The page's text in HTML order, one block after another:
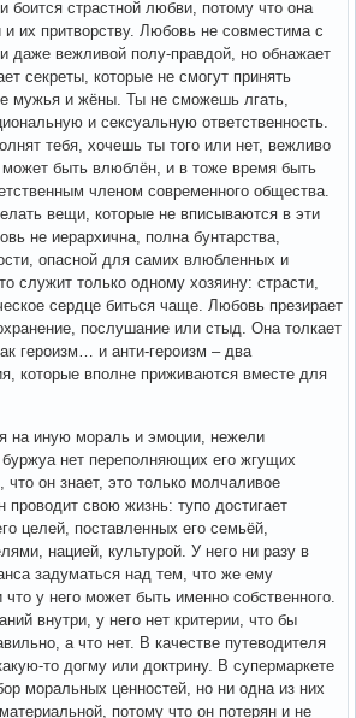
боится страстной любви, потому что она
и их притворству. Любовь не совместима с
даже вежливой полу-правдой, но обнажает
секреты, которые не смогут принять
мужья и жёны. Ты не сможешь лгать,
и сексуальную ответственность.
тебя, хочешь ты того или нет, вежливо
может быть влюблён, и в тоже время быть
членом современного общества.
вещи, которые не вписываются в эти
не иерархична, полна бунтарства,
опасной для самих влюбленных и
служит только одному хозяину: страсти,
сердце биться чаще. Любовь презирает
послушание или стыд. Она толкает
героизм… и анти-героизм – два
которые вполне приживаются вместе для
на иную мораль и эмоции, нежели
нет переполняющих его жгущих
он знает, это только молчаливое
проводит свою жизнь: тупо достигает
целей, поставленных его семьёй,
нацией, культурой. У него ни разу в
задуматься над тем, что же ему
у него может быть именно собственного.
внутри, у него нет критерии, что бы
а что нет. В качестве путеводителя
то догму или доктрину. В супермаркете
моральных ценностей, но ни одна из них
потому что он потерян и не